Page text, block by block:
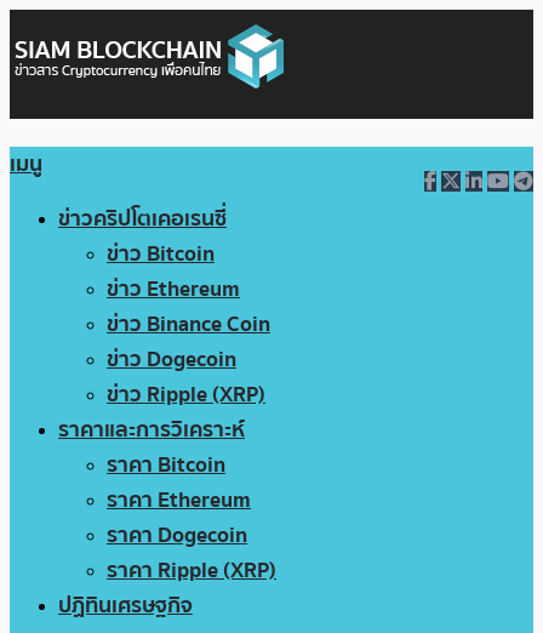
เมนู
ข่าวคริปโตเคอเรนซี่
ข่าว Bitcoin
ข่าว Ethereum
ข่าว Binance Coin
ข่าว Dogecoin
ข่าว Ripple (XRP)
ราคาและการวิเคราะห์
ราคา Bitcoin
ราคา Ethereum
ราคา Dogecoin
ราคา Ripple (XRP)
ปฏิทินเศรษฐกิจ